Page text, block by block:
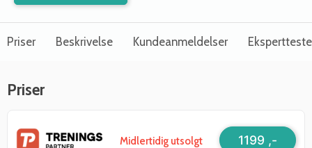
Priser Beskrivelse Kundeanmeldelser
Priser
Midlertidig utsolgt 1199 ,-